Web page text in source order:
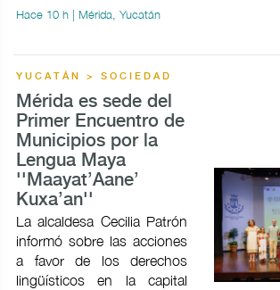
Hace 10 h | Mérida, Yucatán
YUCATÁN > SOCIEDAD
Mérida es sede del
Primer Encuentro de
Municipios por la
Lengua Maya
''Maayat’Aane’
Kuxa’an''
La alcaldesa Cecilia Patrón
informó sobre las acciones
a favor de los derechos
lingüísticos en la capital